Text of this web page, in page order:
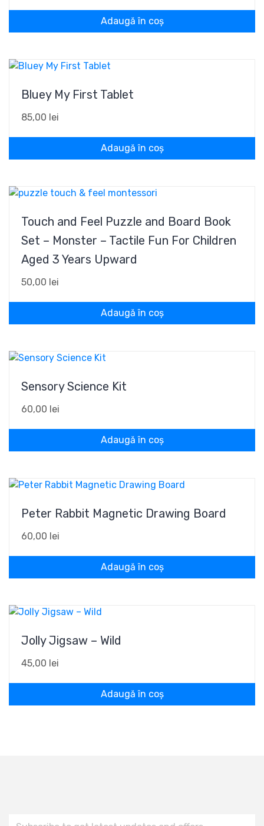
Adaugă în coș
Bluey My First Tablet
85,00 lei
Adaugă în coș
Touch and Feel Puzzle and Board Book
Set – Monster – Tactile Fun For Children
Aged 3 Years Upward
50,00 lei
Adaugă în coș
Sensory Science Kit
60,00 lei
Adaugă în coș
Peter Rabbit Magnetic Drawing Board
60,00 lei
Adaugă în coș
Jolly Jigsaw – Wild
45,00 lei
Adaugă în coș